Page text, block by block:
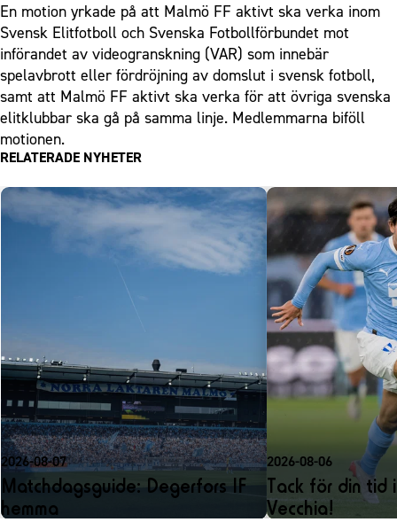
En motion yrkade på att Malmö FF aktivt ska verka inom
Svensk Elitfotboll och Svenska Fotbollförbundet mot
införandet av videogranskning (VAR) som innebär
spelavbrott eller fördröjning av domslut i svensk fotboll,
samt att Malmö FF aktivt ska verka för att övriga svenska
elitklubbar ska gå på samma linje. Medlemmarna biföll
motionen.
RELATERADE NYHETER
2026-08-07
Matchdagsguide: Degerfors IF
hemma
2026-08-06
Tack för din tid
Vecchia!